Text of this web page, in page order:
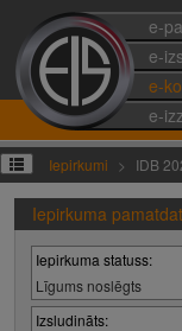
e-
e-
e-
e-
Iepirkumi IDB
Iepirkuma
Iepirkuma statuss:
Līgums noslēgts
Izsludināts: